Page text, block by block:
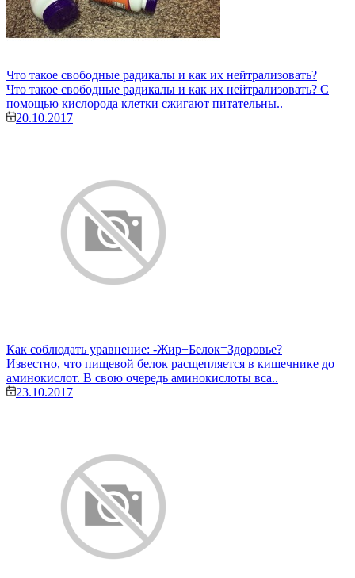
Что такое свободные радикалы и как их нейтрализовать?
Что такое свободные радикалы и как их нейтрализовать? С
помощью кислорода клетки сжигают питательны..
20.10.2017
Как соблюдать уравнение: -Жир+Белок=Здоровье?
Известно, что пищевой белок расщепляется в кишечнике до
аминокислот. В свою очередь аминокислоты вса..
23.10.2017